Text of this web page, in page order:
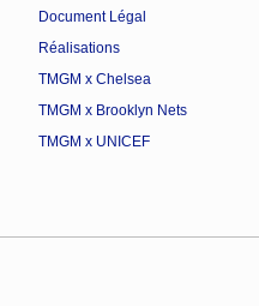
Document Légal
Réalisations
TMGM x Chelsea
TMGM x Brooklyn Nets
TMGM x UNICEF